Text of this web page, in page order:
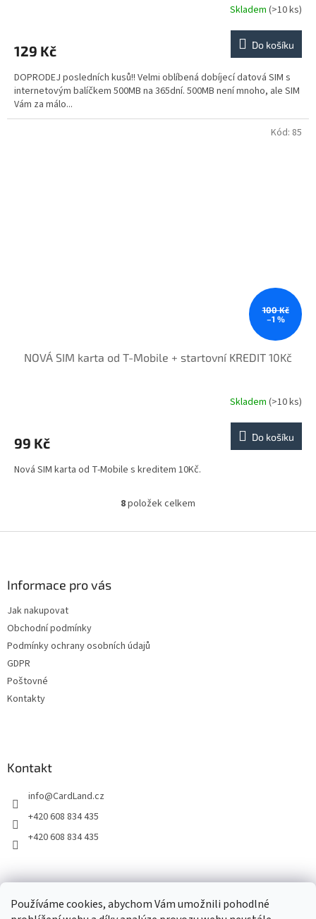
Používáme cookies, abychom Vám umožnili pohodlné
Skladem (>10 ks)
129 Kč Do košíku
DOPRODEJ posledních kusů!! Velmi oblíbená dobíjecí datová SIM s
internetovým balíčkem 500MB na 365dní. 500MB není mnoho, ale SIM
Vám za málo...
100 Kč
–1 %
NOVÁ SIM karta od T-Mobile + startovní KREDIT 10Kč
Skladem (>10 ks)
99 Kč Do košíku
Nová SIM karta od T-Mobile s kreditem 10Kč.
Kód: 85
O
l
8položek celkem
Informace pro vás
Jak nakupovat
Obchodní podmínky
Podmínky ochrany osobních údajů
GDPR
Poštovné
Kontakty
Kontakt
info@CardLand.cz
+420 608 834 435
+420 608 834 435